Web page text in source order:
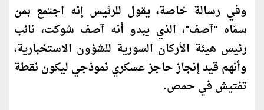
وفي رسالة خاصة، يقول للرئيس إنه اجتمع بمن
سمّاه "آصف"، الذي يبدو أنه آصف شوكت، نائب
رئيس هيئة الأركان السورية للشؤون الاستخبارية،
وأنهم قيد إنجاز حاجز عسكري نموذجي ليكون نقطة
تفتيش في حمص.